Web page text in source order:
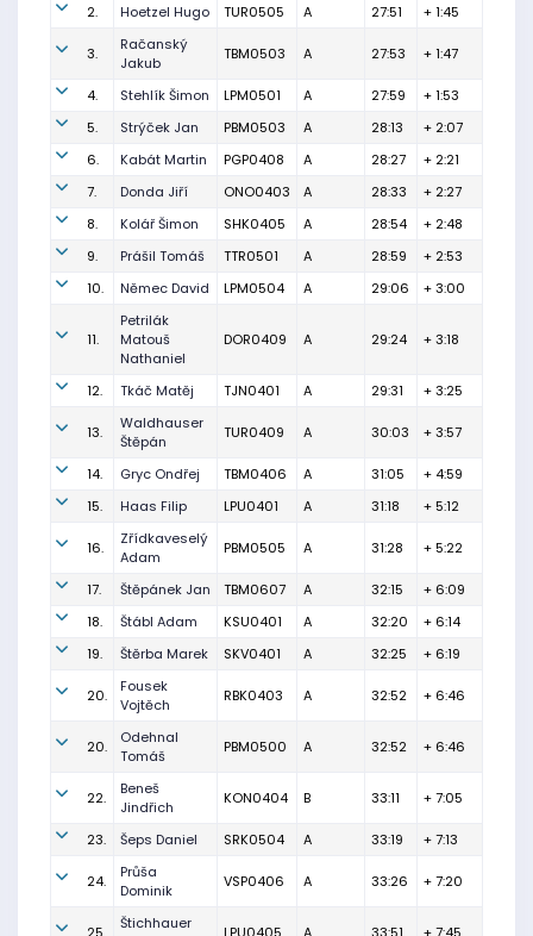
2.
Hoetzel Hugo TUR0505 A 27:51 + 1:45
3.
Račanský
Jakub
TBM0503 A 27:53 + 1:47
4. Stehlík Šimon LPM0501 A 27:59
+ 1:53
5.
Strýček Jan PBM0503 A 28:13
+ 2:07
6.
Kabát Martin PGP0408 A 28:27
+ 2:21
7.
Donda Jiří ONO0403 A 28:33
+ 2:27
8.
Kolář Šimon SHK0405 A 28:54
+ 2:48
9.
Prášil Tomáš TTR0501 A 28:59
+ 2:53
10.
Němec David LPM0504 A 29:06 + 3:00
11.
Petrilák
Matouš
Nathaniel
DOR0409 A 29:24 + 3:18
12. Tkáč Matěj TJN0401 A 29:31 + 3:25
13.
Waldhauser
Štěpán
TUR0409 A 30:03 + 3:57
14. Gryc Ondřej TBM0406 A 31:05
+ 4:59
15.
Haas Filip LPU0401 A 31:18 + 5:12
16.
Zřídkaveselý
Adam
PBM0505 A 31:28 + 5:22
17. Štěpánek Jan TBM0607 A 32:15
+ 6:09
18.
Štábl Adam KSU0401 A 32:20
+ 6:14
19.
Štěrba Marek SKV0401 A 32:25 + 6:19
20.
Fousek
Vojtěch
RBK0403 A 32:52 + 6:46
20.
Odehnal
Tomáš
PBM0500 A 32:52 + 6:46
22.
Beneš
Jindřich
KON0404 B 33:11 + 7:05
23. Šeps Daniel SRK0504 A 33:19 + 7:13
24.
Průša
Dominik
VSP0406 A 33:26 + 7:20
Štichhauer